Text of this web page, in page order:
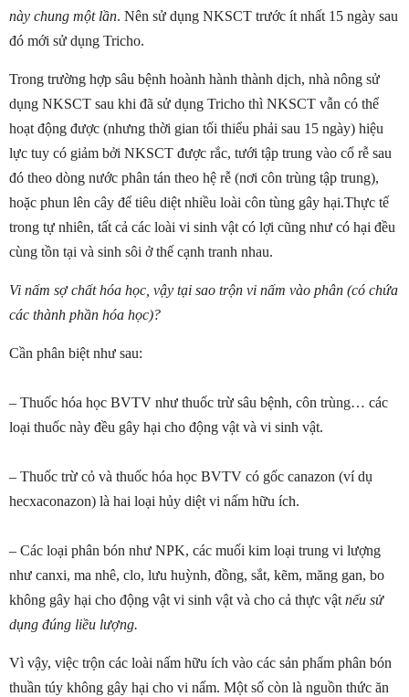
này chung một lần. Nên sử dụng NKSCT trước ít nhất 15 ngày sau
đó mới sử dụng Tricho.
Trong trường hợp sâu bệnh hoành hành thành dịch, nhà nông sử
dụng NKSCT sau khi đã sử dụng Tricho thì NKSCT vẫn có thể
hoạt động được (nhưng thời gian tối thiểu phải sau 15 ngày) hiệu
lực tuy có giảm bởi NKSCT được rắc, tưới tập trung vào cổ rễ sau
đó theo dòng nước phân tán theo hệ rễ (nơi côn trùng tập trung),
hoặc phun lên cây để tiêu diệt nhiều loài côn tùng gây hại.Thực tế
trong tự nhiên, tất cả các loài vi sinh vật có lợi cũng như có hại đều
cùng tồn tại và sinh sôi ở thế cạnh tranh nhau.
Vi nấm sợ chất hóa học, vậy tại sao trộn vi nấm vào phân (có chứa
các thành phần hóa học)?
Cần phân biệt như sau:
– Thuốc hóa học BVTV như thuốc trừ sâu bệnh, côn trùng… các
loại thuốc này đều gây hại cho động vật và vi sinh vật.
– Thuốc trừ cỏ và thuốc hóa học BVTV có gốc canazon (ví dụ
hecxaconazon) là hai loại hủy diệt vi nấm hữu ích.
– Các loại phân bón như NPK, các muối kim loại trung vi lượng
như canxi, ma nhê, clo, lưu huỳnh, đồng, sắt, kẽm, măng gan, bo
không gây hại cho động vật vi sinh vật và cho cả thực vật nếu sử
dụng đúng liều lượng.
Vì vậy, việc trộn các loài nấm hữu ích vào các sản phẩm phân bón
thuần túy không gây hại cho vi nấm. Một số còn là nguồn thức ăn